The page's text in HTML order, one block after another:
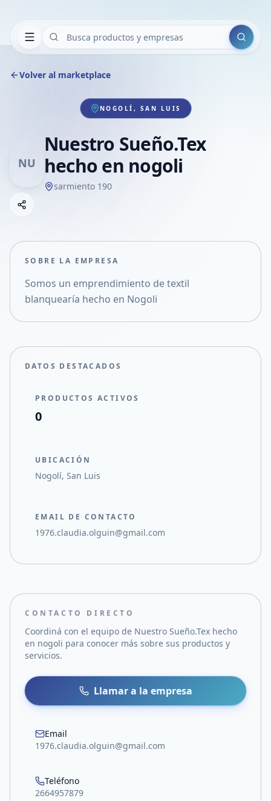
Buscar
Volver al marketplace
NOGOLÍ, SAN LUIS
NU
Nuestro Sueño.Tex
hecho en nogoli
sarmiento 190
Compartir empresa
Compartir en X
SOBRE LA EMPRESA
Somos un emprendimiento de textil
blanquearía hecho en Nogoli
DATOS DESTACADOS
PRODUCTOS ACTIVOS
0
UBICACIÓN
Nogolí, San Luis
EMAIL DE CONTACTO
1976.claudia.olguin@gmail.com
CONTACTO DIRECTO
Coordiná con el equipo de Nuestro Sueño.Tex hecho
en nogoli para conocer más sobre sus productos y
servicios.
Llamar a la empresa
Email
1976.claudia.olguin@gmail.com
Teléfono
2664957879